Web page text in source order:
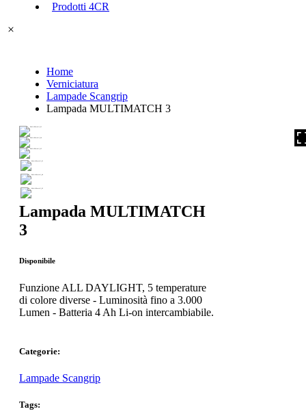
Prodotti 4CR
Home
Verniciatura
Lampade Scangrip
Lampada MULTIMATCH 3
Lampada MULTIMATCH
3
Disponibile
Funzione ALL DAYLIGHT, 5 temperature
di colore diverse - Luminosità fino a 3.000
Lumen - Batteria 4 Ah Li-on intercambiabile.
Categorie:
Lampade Scangrip
Tags: